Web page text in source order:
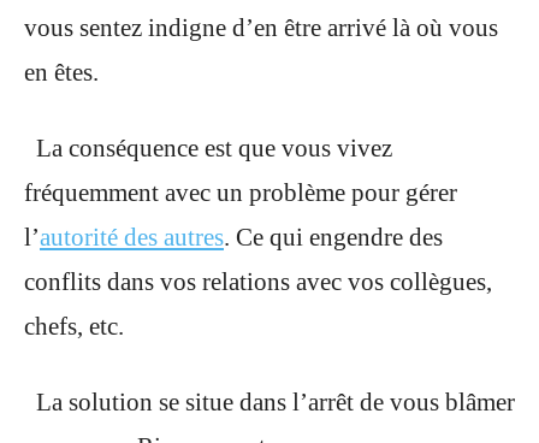
vous sentez indigne d’en être arrivé là où vous
en êtes.
La conséquence est que vous vivez
fréquemment avec un problème pour gérer
l’autorité des autres. Ce qui engendre des
conflits dans vos relations avec vos collègues,
chefs, etc.
La solution se situe dans l’arrêt de vous blâmer